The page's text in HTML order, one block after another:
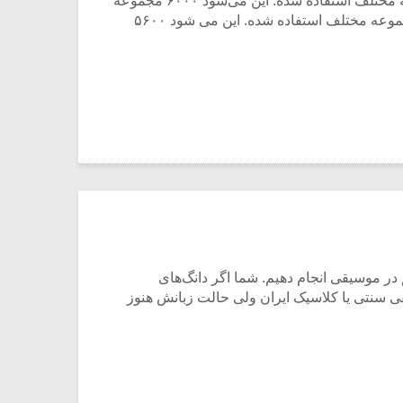
یعنی ۲۰۰۰ مجموعه بالا تر از گنجایش سیستم. باز سقف مصرف سیستم را پایین بیاوریم و فرض کنیم در هرسال از ۱۴ مجموعه مختلف استفاده شده. این می شود ۵۶۰۰
موسیقی انجام دهیم. شما اگر دانگ‌های
سنتی یا کلاسیک ایران ولی حالت زبانش هنوز